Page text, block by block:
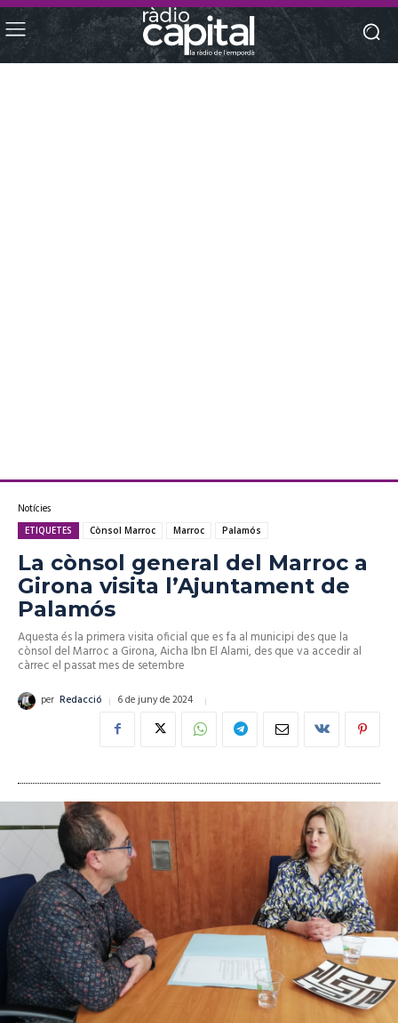
Notícies
ETIQUETES Cònsol Marroc Marroc Palamós
La cònsol general del Marroc a
Girona visita l’Ajuntament de
Palamós
Aquesta és la primera visita oficial que es fa al municipi des que la
cònsol del Marroc a Girona, Aicha Ibn El Alami, des que va accedir al
càrrec el passat mes de setembre
per Redacció 6 de juny de 2024